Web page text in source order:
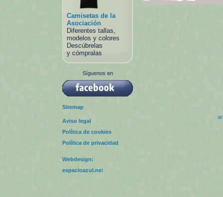
Camisetas de la
Asociación
Diferentes tallas,
modelos y colores
Descúbrelas
y cómpralas
Síguenos en
Sitemap
Aviso legal
Política de cookies
Política de privacidad
Webdesign:
espacioazul.net